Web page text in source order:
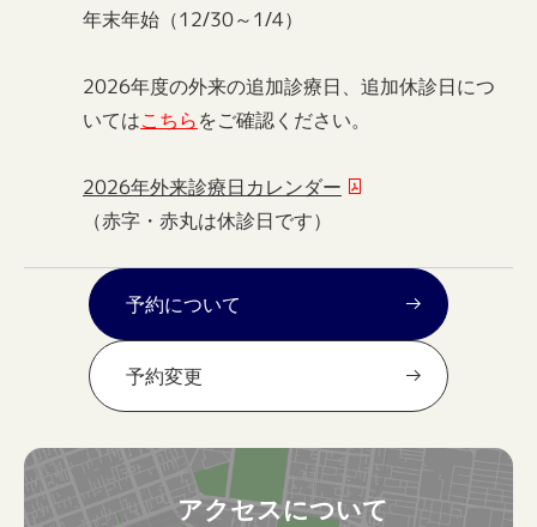
年末年始（12/30～1/4）
2026年度の外来の追加診療日、追加休診日につ
いてはこちらをご確認ください。
2026年外来診療日カレンダー
（赤字・赤丸は休診日です）
予約について
予約変更
アクセスについて